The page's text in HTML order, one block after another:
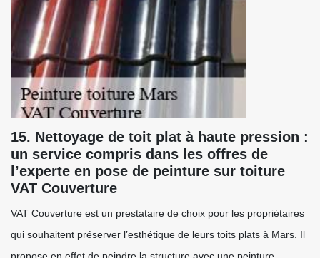
15. Nettoyage de toit plat à haute pression :
un service compris dans les offres de
l’experte en pose de peinture sur toiture
VAT Couverture
VAT Couverture est un prestataire de choix pour les propriétaires
qui souhaitent préserver l’esthétique de leurs toits plats à Mars. Il